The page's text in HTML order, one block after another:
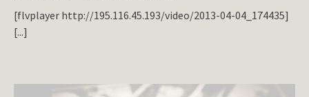
[flvplayer http://195.116.45.193/video/2013-04-04_174435]
[...]